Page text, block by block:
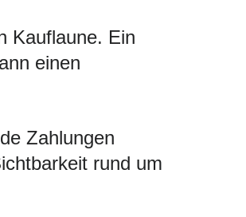
Kauflaune. Ein
einen
Zahlungen
rund um